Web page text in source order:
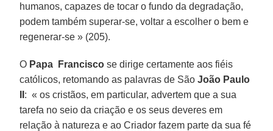
humanos, capazes de tocar o fundo da degradação,
podem também superar-se, voltar a escolher o bem e
regenerar-se » (205).
O Papa Francisco se dirige certamente aos fiéis
católicos, retomando as palavras de SãoJoão Paulo
: « os cristãos, em particular, advertem que a sua
tarefa no seio da criação e os seus deveres em
relação à natureza e ao Criador fazem parte da sua fé